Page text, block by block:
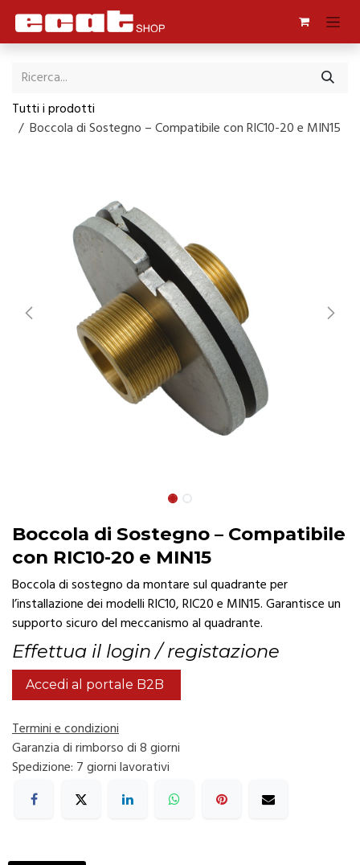
Passa al contenuto
Tutti i prodotti
Boccola di Sostegno – Compatibile con RIC10-20 e MIN15
Boccola di Sostegno – Compatibile
con RIC10-20 e MIN15
Boccola di sostegno da montare sul quadrante per
l’installazione dei modelli RIC10, RIC20 e MIN15. Garantisce un
supporto sicuro del meccanismo al quadrante.
Effettua il login / registazione
Accedi al portale B2B
Termini e condizioni
Garanzia di rimborso di 8 giorni
Spedizione: 7 giorni lavorativi